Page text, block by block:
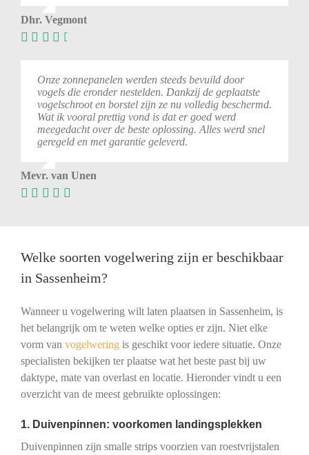
Dhr. Vegmont
Onze zonnepanelen werden steeds bevuild door
vogels die eronder nestelden. Dankzij de geplaatste
vogelschroot en borstel zijn ze nu volledig beschermd.
Wat ik vooral prettig vond is dat er goed werd
meegedacht over de beste oplossing. Alles werd snel
geregeld en met garantie geleverd.
Mevr. van Unen
Welke soorten vogelwering zijn er beschikbaar
in Sassenheim?
Wanneer u vogelwering wilt laten plaatsen in Sassenheim, is
het belangrijk om te weten welke opties er zijn. Niet elke
vorm van vogelweringis geschikt voor iedere situatie. Onze
specialisten bekijken ter plaatse wat het beste past bij uw
daktype, mate van overlast en locatie. Hieronder vindt u een
overzicht van de meest gebruikte oplossingen:
1. Duivenpinnen: voorkomen landingsplekken
Duivenpinnen zijn smalle strips voorzien van roestvrijstalen